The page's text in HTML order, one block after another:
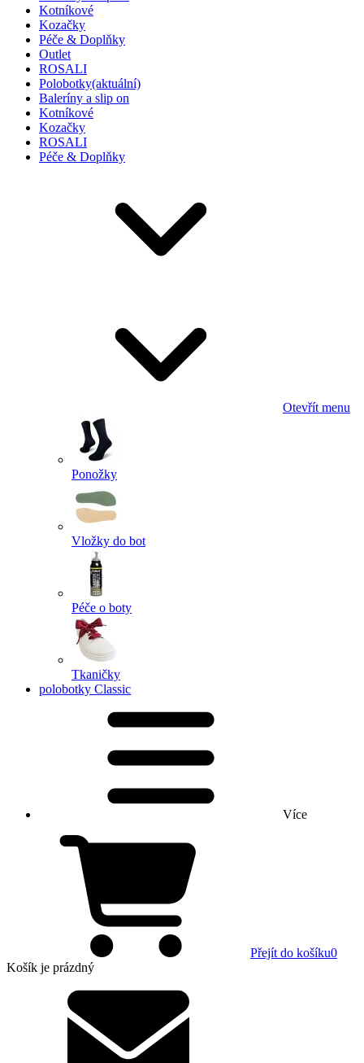
Kotníkové
Kozačky
Péče & Doplňky
Outlet
ROSALI
Polobotky(aktuální)
Baleríny a slip on
Kotníkové
Kozačky
ROSALI
Péče & Doplňky
Otevřít menu
Ponožky
Vložky do bot
Péče o boty
Tkaničky
polobotky Classic
Více
Přejít do košíku0
Košík je prázdný